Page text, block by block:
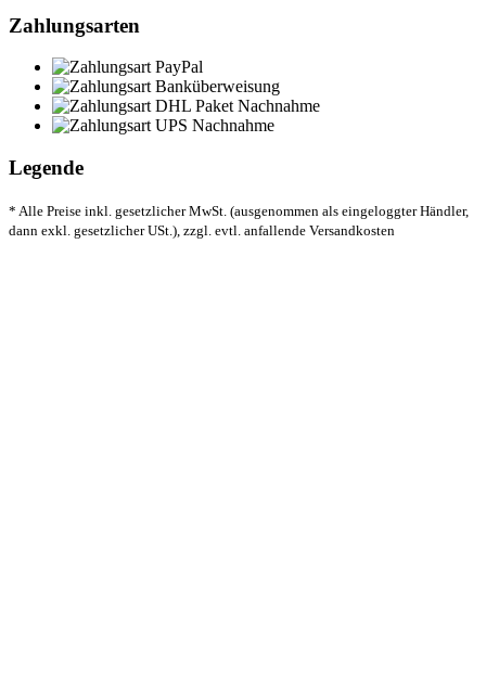
Zahlungsarten
Legende
* Alle Preise inkl. gesetzlicher MwSt. (ausgenommen als eingeloggter Händler,
dann exkl. gesetzlicher USt.), zzgl. evtl. anfallende Versandkosten